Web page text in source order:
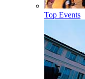
Top Events